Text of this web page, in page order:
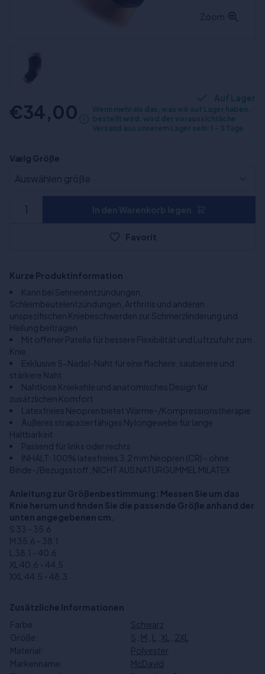
Zoom
€34,00
Auf Lager
Wenn mehr als das, was wir auf Lager haben,
bestellt wird, wird der voraussichtliche
Versand aus unserem Lager sein: 1 - 3 Tage
Vælg Größe
Favorit
Kurze Produktinformation
Kann bei Sehnenentzündungen,
Schleimbeutelentzündungen, Arthritis und anderen
unspezifischen Kniebeschwerden zur Schmerzlinderung und
Heilung beitragen
Mit offener Patella für bessere Flexibilität und Luftzufuhr zum
Knie.
Exklusive 5-Nadel-Naht für eine flachere, sauberere und
stärkere Naht
Nahtlose Kniekehle und anatomisches Design für
zusätzlichen Komfort
Latexfreies Neopren bietet Wärme-/Kompressionstherapie
Äußeres strapazierfähiges Nylongewebe für lange
Haltbarkeit
Passend für links oder rechts
INHALT: 100% latexfreies 3,2 mm Neopren (CR) - ohne
Binde-/Bezugsstoff, NICHT AUS NATURGUMMEL MILATEX
Anleitung zur Größenbestimmung: Messen Sie um das
Knie herum und finden Sie die passende Größe anhand der
unten angegebenen cm.
S 33 - 35.6
M 35.6 - 38.1
L 38.1 - 40.6
XL 40,6 - 44,5
XXL 44.5 - 48.3
Zusätzliche Informationen
Farbe:
Schwarz
Größe:
S M L XL
2XL
Material:
Polyester
Markenname:
McDavid